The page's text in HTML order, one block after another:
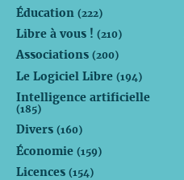
Éducation (222)
Libre à vous ! (210)
Associations (200)
Le Logiciel Libre (194)
Intelligence artificielle
(185)
Divers (160)
Économie (159)
Licences (154)